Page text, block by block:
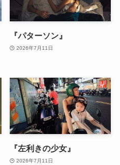
『パターソン』
2026年7月11日
『左利きの少女』
2026年7月11日